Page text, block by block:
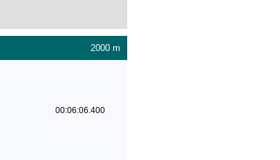
2000 m
00:06:06.400